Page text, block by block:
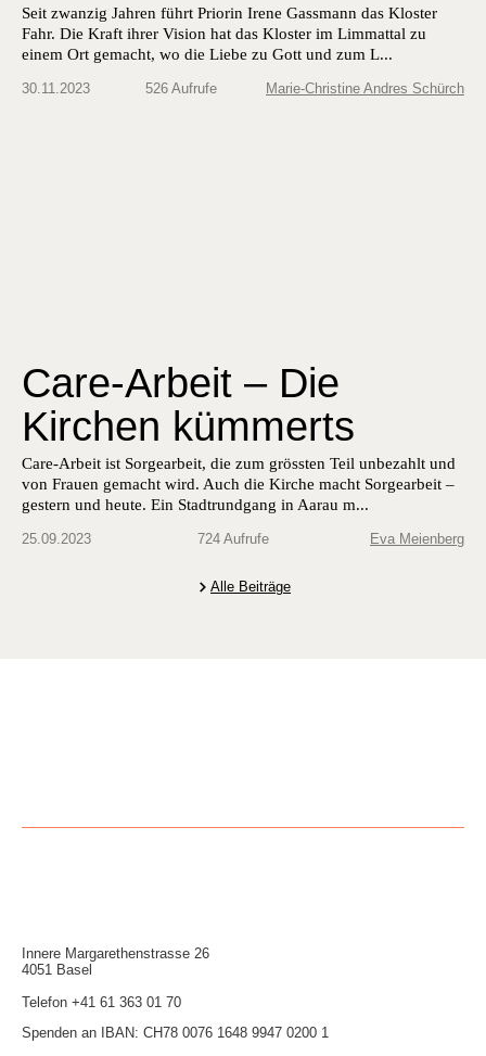
Seit zwanzig Jahren führt Pri­or­in Irene Gassmann das Kloster
Fahr. Die Kraft ihrer Vision hat das Kloster im Lim­mat­tal zu
einem Ort gemacht, wo die Liebe zu Gott und zum L...
30.11.2023 526 Aufrufe Marie-Christine Andres Schürch
Care-Arbeit – Die
Kirchen kümmerts
Care-Arbeit ist Sorgear­beit, die zum grössten Teil unbezahlt und
von Frauen gemacht wird. Auch die Kirche macht Sorgear­beit –
gestern und heute. Ein Stadtrundgang in Aarau m...
25.09.2023 724 Aufrufe Eva Meienberg
Alle Beiträge
Innere Mar­garethen­strasse 26
4051 Basel
Telefon +41 61 363 01 70
Spenden an IBAN: CH78 0076 1648 9947 0200 1